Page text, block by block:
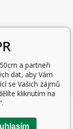
a partneři
dat, aby Vám
se Vašich zájmů
kliknutím na